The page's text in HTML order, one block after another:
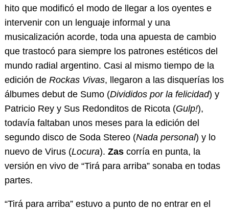
hito que modificó el modo de llegar a los oyentes e
intervenir con un lenguaje informal y una
musicalización acorde, toda una apuesta de cambio
que trastocó para siempre los patrones estéticos del
mundo radial argentino. Casi al mismo tiempo de la
edición deRockas Vivas, llegaron a las disquerías los
álbumes debut de Sumo (Divididos por la felicidad) y
Patricio Rey y Sus Redonditos de Ricota (Gulp!),
todavía faltaban unos meses para la edición del
segundo disco de Soda Stereo (Nada personal) y lo
nuevo de Virus (Locura). Zas corría en punta, la
versión en vivo de “Tirá para arriba” sonaba en todas
partes.
“Tirá para arriba” estuvo a punto de no entrar en el